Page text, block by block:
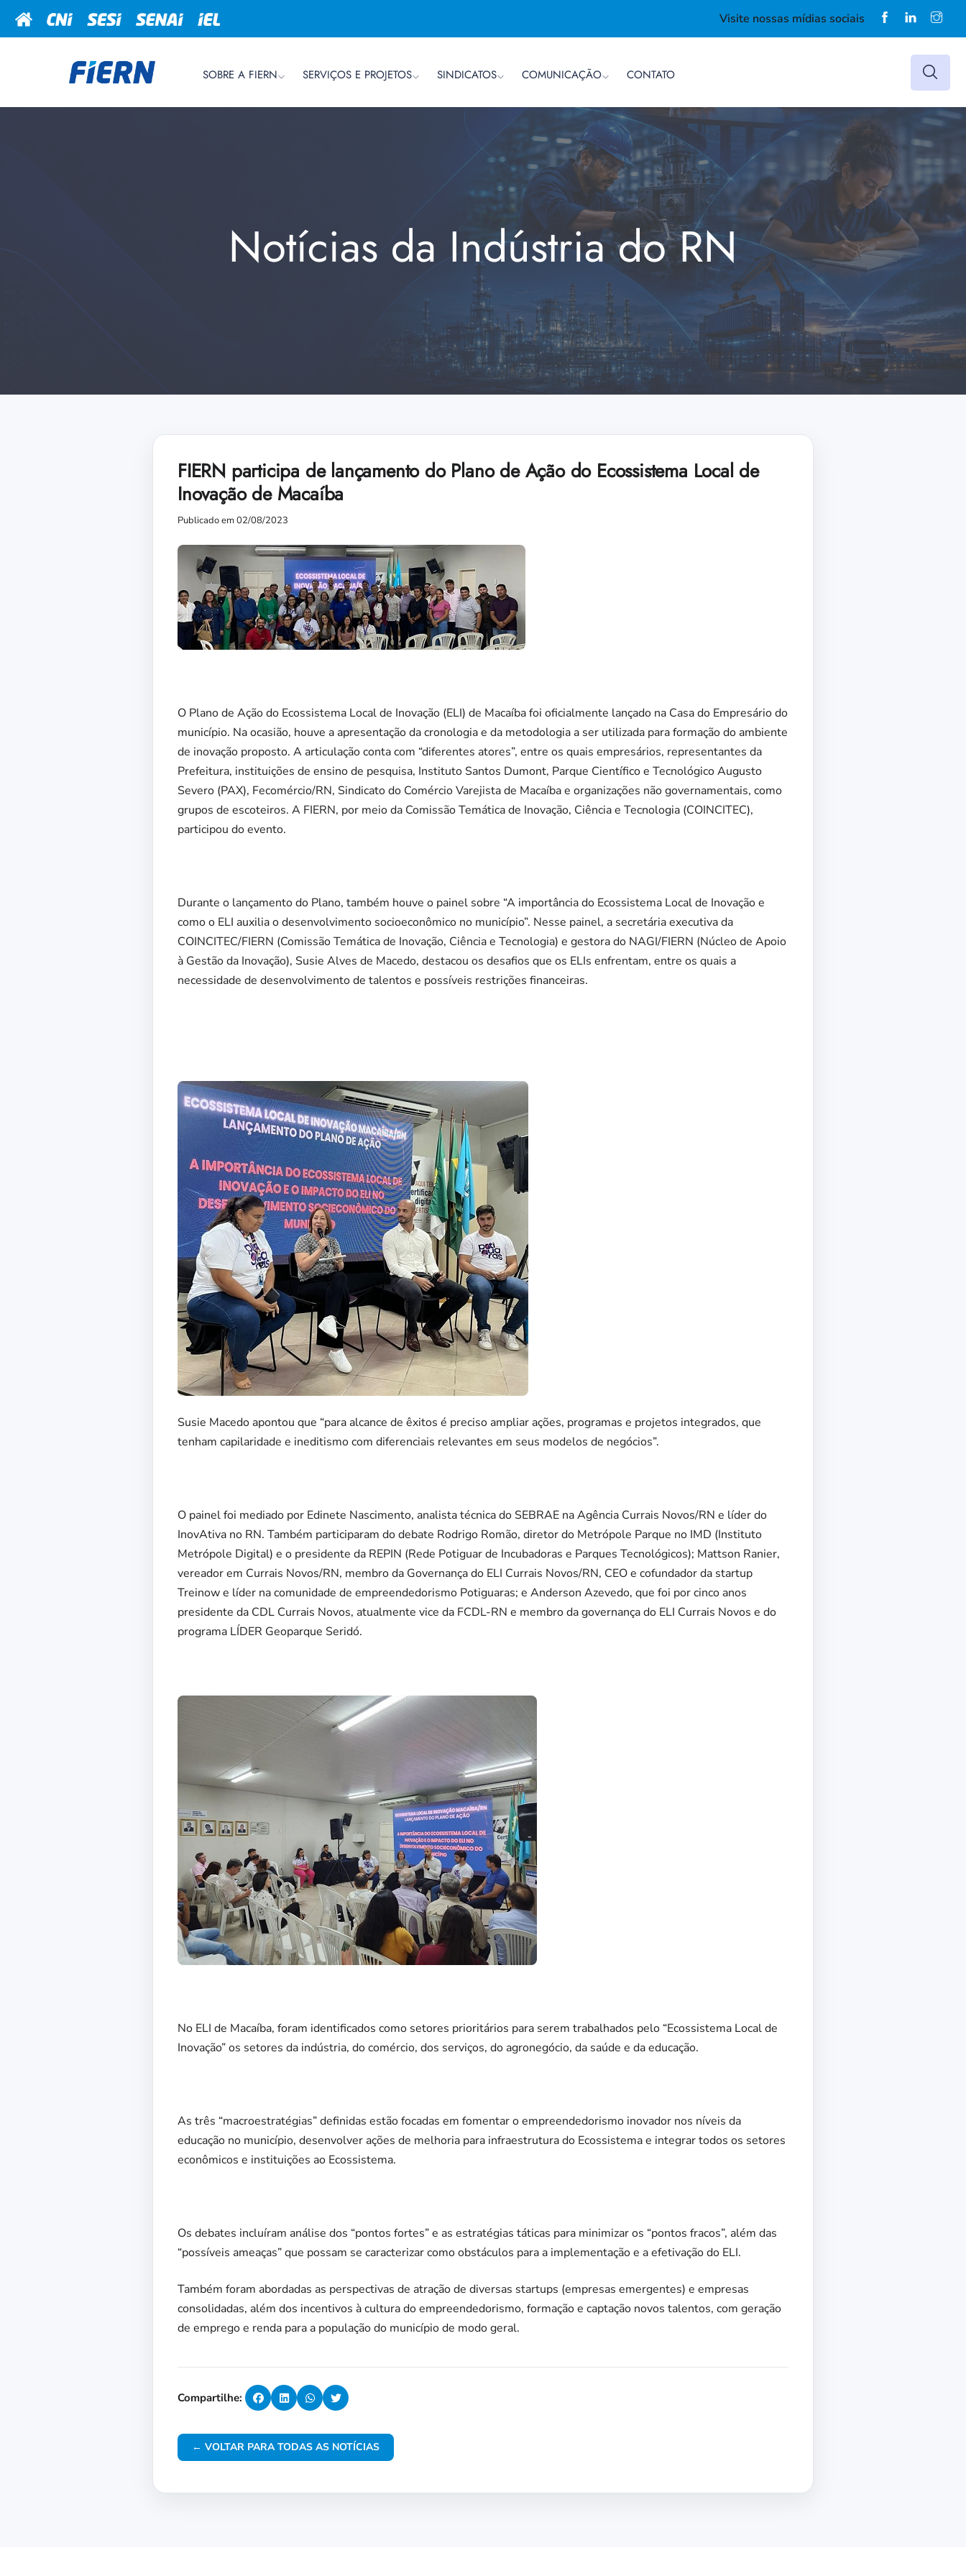
Visite nossas mídias sociais
SOBRE A FIERN SERVIÇOS E PROJETOS SINDICATOS COMUNICAÇÃO CONTATO
Notícias da Indústria do RN
FIERN participa de lançamento do Plano de Ação do Ecossistema Local de
Inovação de Macaíba
Publicado em 02/08/2023
O Plano de Ação do Ecossistema Local de Inovação (ELI) de Macaíba foi oficialmente lançado na Casa do Empresário do
município. Na ocasião, houve a apresentação da cronologia e da metodologia a ser utilizada para formação do ambiente
de inovação proposto. A articulação conta com “diferentes atores”, entre os quais empresários, representantes da
Prefeitura, instituições de ensino de pesquisa, Instituto Santos Dumont, Parque Científico e Tecnológico Augusto
Severo (PAX), Fecomércio/RN, Sindicato do Comércio Varejista de Macaíba e organizações não governamentais, como
grupos de escoteiros. A FIERN, por meio da Comissão Temática de Inovação, Ciência e Tecnologia (COINCITEC),
participou do evento.
Durante o lançamento do Plano, também houve o painel sobre “A importância do Ecossistema Local de Inovação e
como o ELI auxilia o desenvolvimento socioeconômico no município”. Nesse painel, a secretária executiva da
COINCITEC/FIERN (Comissão Temática de Inovação, Ciência e Tecnologia) e gestora do NAGI/FIERN (Núcleo de Apoio
à Gestão da Inovação), Susie Alves de Macedo, destacou os desafios que os ELIs enfrentam, entre os quais a
necessidade de desenvolvimento de talentos e possíveis restrições financeiras.
Susie Macedo apontou que “para alcance de êxitos é preciso ampliar ações, programas e projetos integrados, que
tenham capilaridade e ineditismo com diferenciais relevantes em seus modelos de negócios”.
O painel foi mediado por Edinete Nascimento, analista técnica do SEBRAE na Agência Currais Novos/RN e líder do
InovAtiva no RN. Também participaram do debate Rodrigo Romão, diretor do Metrópole Parque no IMD (Instituto
Metrópole Digital) e o presidente da REPIN (Rede Potiguar de Incubadoras e Parques Tecnológicos); Mattson Ranier,
vereador em Currais Novos/RN, membro da Governança do ELI Currais Novos/RN, CEO e cofundador da startup
Treinow e líder na comunidade de empreendedorismo Potiguaras; e Anderson Azevedo, que foi por cinco anos
presidente da CDL Currais Novos, atualmente vice da FCDL-RN e membro da governança do ELI Currais Novos e do
programa LÍDER Geoparque Seridó.
No ELI de Macaíba, foram identificados como setores prioritários para serem trabalhados pelo “Ecossistema Local de
Inovação” os setores da indústria, do comércio, dos serviços, do agronegócio, da saúde e da educação.
As três “macroestratégias” definidas estão focadas em fomentar o empreendedorismo inovador nos níveis da
educação no município, desenvolver ações de melhoria para infraestrutura do Ecossistema e integrar todos os setores
econômicos e instituições ao Ecossistema.
Os debates incluíram análise dos “pontos fortes” e as estratégias táticas para minimizar os “pontos fracos”, além das
“possíveis ameaças” que possam se caracterizar como obstáculos para a implementação e a efetivação do ELI.
Também foram abordadas as perspectivas de atração de diversas startups (empresas emergentes) e empresas
consolidadas, além dos incentivos à cultura do empreendedorismo, formação e captação novos talentos, com geração
de emprego e renda para a população do município de modo geral.
Compartilhe:
← VOLTAR PARA TODAS AS NOTÍCIAS